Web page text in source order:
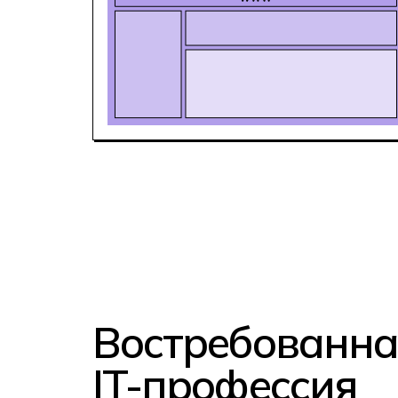
IT-профессия